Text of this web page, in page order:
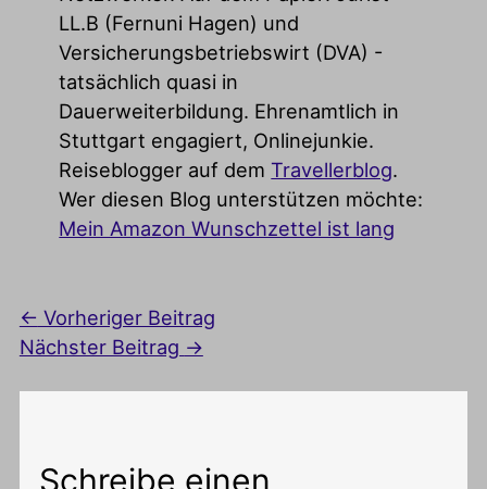
LL.B (Fernuni Hagen) und
Versicherungsbetriebswirt (DVA) -
tatsächlich quasi in
Dauerweiterbildung. Ehrenamtlich in
Stuttgart engagiert, Onlinejunkie.
Reiseblogger auf dem Travellerblog.
Wer diesen Blog unterstützen möchte:
Mein Amazon Wunschzettel ist lang
← Vorheriger Beitrag
Nächster Beitrag →
Schreibe einen